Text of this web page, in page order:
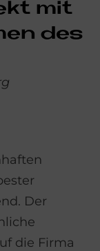
mit
des
Der
die Firma